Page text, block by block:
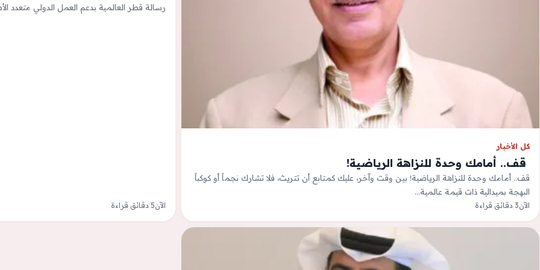
كل الأخبار
‫ قف.. أمامك وحدة للنزاهة الرياضية!
قف.. أمامك وحدة للنزاهة الرياضية! بين وقت وآخر، عليك كمتابع أن تتريث، فلا تشارك نجماً أو كوكباً
البهجة بميدالية ذات قيمة عالمية…
الآن3 دقائق قراءة
رسالة قطر العالمية بدعم العمل الدولي متعدد
الآن5 دقائق قراءة